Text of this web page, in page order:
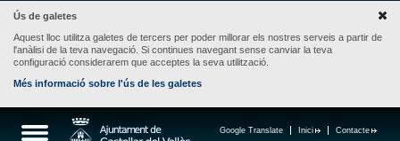
Ús de galetes
Aquest lloc utilitza galetes de tercers per poder millorar els nostres serveis a partir de
l'anàlisi de la teva navegació. Si continues navegant sense canviar la teva
configuració considerarem que acceptes la seva utilització.
Més informació sobre l'ús de les galetes
Contacte
Inici
Google Translate